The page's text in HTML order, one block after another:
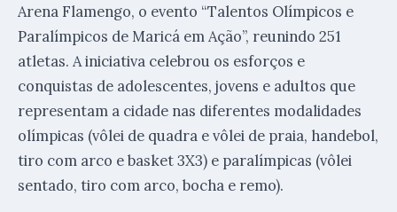
Arena Flamengo, o evento “Talentos Olímpicos e
Paralímpicos de Maricá em Ação”, reunindo 251
atletas. A iniciativa celebrou os esforços e
conquistas de adolescentes, jovens e adultos que
representam a cidade nas diferentes modalidades
olímpicas (vôlei de quadra e vôlei de praia, handebol,
tiro com arco e basket 3X3) e paralímpicas (vôlei
sentado, tiro com arco, bocha e remo).